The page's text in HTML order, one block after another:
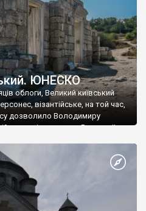
ЮНЕСКО
облоги, Великий київський
візантійське, на той час,
дозволило Володимиру
імператору Василю ІІ, та
став Василем-християнином.
честь Херсонесу Таврійського